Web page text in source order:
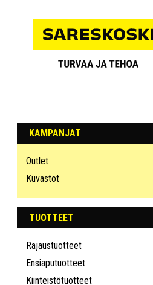
KAMPANJAT
Outlet
Kuvastot
TUOTTEET
Rajaustuotteet
Ensiaputuotteet
Kiinteistötuotteet